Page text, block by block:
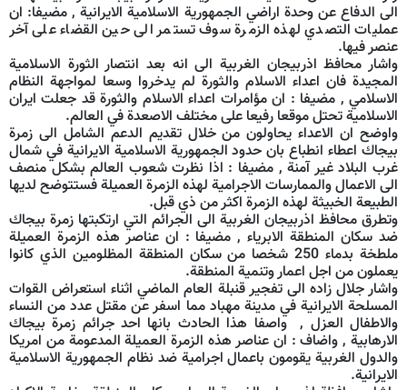
الى الدفاع عن وحدة اراضي الجمهورية الاسلامية الايرانية , مضيفا: ان
عمليات التصدي لهذه الزمرة سوف تستمر الى حين القضاء على آخر
عنصر فيها.
واشار محافظ اذربيجان الغربية الى انه بعد انتصار الثورة الاسلامية
المجيدة فان اعداء الاسلام والثورة لم يدخروا وسعا لمواجهة النظام
الاسلامي , مضيفا : ان مؤامرات اعداء الاسلام والثورة قد جعلت ايران
الاسلامية تحتل موقعا رفيعا على مختلف الاصعدة في العالم.
واوضح ان الاعداء يحاولون من خلال تقديم الدعم الشامل الى زمرة
بيجاك اعطاء انطباع بان حدود الجمهورية الاسلامية الايرانية في شمال
غرب البلاد غير آمنة , مضيفا : اذا نظرت شعوب العالم بشكل منصف
الى الاعمال والممارسات الاجرامية لهذه الزمرة العميلة فستتوضح لديها
الطبيعة الخبيثة لهذه الزمرة اكثر من ذي قبل.
وتطرق محافظ اذربيجان الغربية الى الجرائم التي ارتكبتها زمرة بيجاك
ضد سكان المنطقة الابرياء , مضيفا : ان عناصر هذه الزمرة العميلة
ملطخة بدماء 250 شخصا من سكان المنطقة المظلومين الذي كانوا
يعملون من اجل اعمار وتنمية المنطقة.
واشار جلال زاده الى تفجير قنبلة العام الماضي اثناء استعراض القوات
المسلحة الايرانية في مدينة مهباد مما اسفر عن مقتل عدد من النساء
والاطفال العزل , واصفا هذا الحادث بانها احد جرائم زمرة بيجاك
الارهابية , واضاف : ان عناصر هذه الزمرة العميلة المدعومة من امريكا
والدول الغربية يقومون باعمال اجرامية ضد نظام الجمهورية الاسلامية
الايرانية.